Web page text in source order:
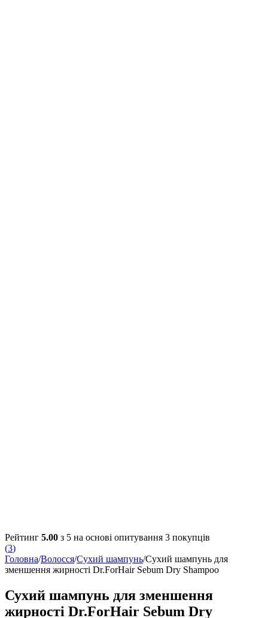
Рейтинг 5.00 з 5 на основі опитування 3 покупців
(3)
Головна/Волосся/Сухий шампунь/Сухий шампунь для
зменшення жирності Dr.ForHair Sebum Dry Shampoo
Сухий шампунь для зменшення
жирності Dr.ForHair Sebum Dry